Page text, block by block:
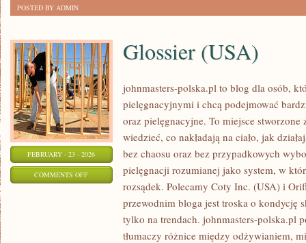
POSTED BY ADMIN
FEBRUARY - 23 - 2026
COMMENTS OFFON
Glossier (USA)
johnmasters-polska.pl to blog dla osób,
pielęgnacyjnymi i chcą podejmować
oraz pielęgnacyjne. To miejsce
wiedzieć, co nakładają na ciało, jak
bez chaosu oraz bez przypadkowych
pielęgnacji rozumianej jako system, w
rozsądek. Polecamy Coty Inc. (USA) i
przewodnim bloga jest troska o kondycję
tylko na trendach. johnmasters-polska.pl
tłumaczy różnice między odżywianiem,